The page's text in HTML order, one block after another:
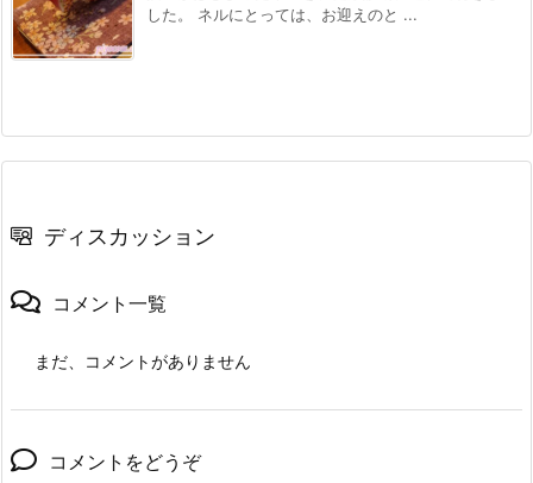
した。 ネルにとっては、お迎えのと ...
ディスカッション
コメント一覧
まだ、コメントがありません
コメントをどうぞ